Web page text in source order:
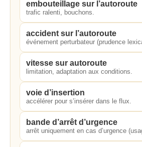
embouteillage sur l’autoroute
trafic ralenti, bouchons.
accident sur l’autoroute
événement perturbateur (prudence
vitesse sur autoroute
limitation, adaptation aux conditions.
voie d’insertion
accélérer pour s’insérer dans le flux.
bande d’arrêt d’urgence
arrêt uniquement en cas d’urgence